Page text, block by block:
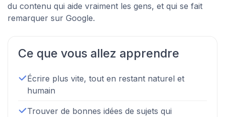
du contenu qui aide vraiment les gens, et qui se fait
remarquer sur Google.
Ce que vous allez apprendre
Écrire plus vite, tout en restant naturel et
humain
Trouver de bonnes idées de sujets qui